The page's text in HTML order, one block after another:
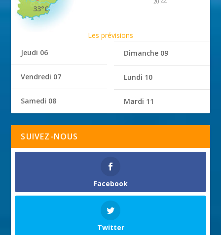
33°C
20:44
Les prévisions
Jeudi 06
Vendredi 07
Samedi 08
Dimanche 09
Lundi 10
Mardi 11
SUIVEZ-NOUS
Facebook
Twitter